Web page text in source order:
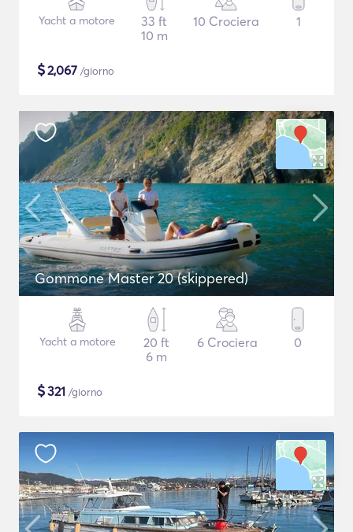
Yacht a motore
33 ft
10 m
10 Crociera 1
$2,067 /giorno
Gommone Master 20 (skippered)
Yacht a motore
20 ft
6 m
6 Crociera 0
$321 /giorno